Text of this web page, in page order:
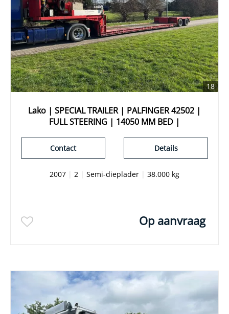
18
Lako | SPECIAL TRAILER | PALFINGER 42502 |
FULL STEERING | 14050 MM BED |
Details
Contact
2007 | 2 | Semi-dieplader | 38.000 kg
Op aanvraag